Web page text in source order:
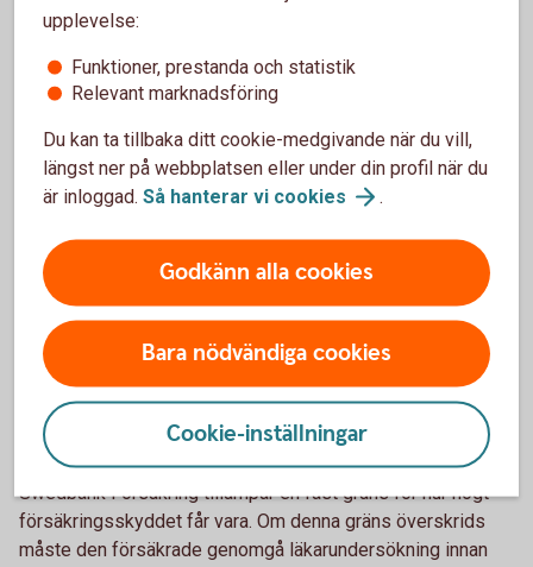
sjukpenning, sjuk-/aktivitetsersättning – inklusive
Inte har varit helt eller delvis arbetsoförmögen i mer än
Individuell hälsoprövning
En individuell hälsoprövning görs med stöd av en
hälsodeklaration som fylls i och skrivs under av den
försäkrade. Ta kontakt med försäkringsspecialisten för mer
information.
Läkarundersökning vid höga
försäkringsbelopp
Swedbank Försäkring tillämpar en fast gräns för hur högt
försäkringsskyddet får vara. Om denna gräns överskrids
måste den försäkrade genomgå läkarundersökning innan
upplevelse:
Funktioner, prestanda och statistik
Relevant marknadsföring
Du kan ta tillbaka ditt cookie-medgivande när du vill,
längst ner på webbplatsen eller under din profil när du
är inloggad. Så hanterar vi cookies .
Godkänn alla cookies
Bara nödvändiga cookies
Cookie-inställningar